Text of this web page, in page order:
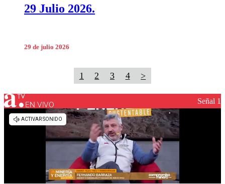
29 Julio 2026.
29 de julio 2026
1 2 3 4 >
EN VIVO Señal 1